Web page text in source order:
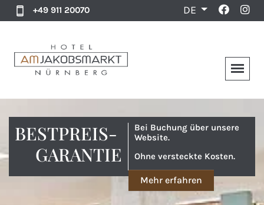
+49 911 20070 DE
BESTPREIS-
GARANTIE
Bei Buchung über unsere
Website.
Ohne versteckte Kosten.
Mehr erfahren